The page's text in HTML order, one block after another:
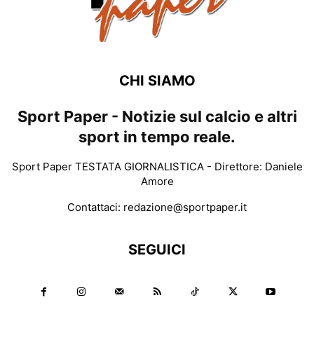
CHI SIAMO
Sport Paper - Notizie sul calcio e altri
sport in tempo reale.
Sport Paper TESTATA GIORNALISTICA - Direttore: Daniele
Amore
Contattaci: redazione@sportpaper.it
SEGUICI